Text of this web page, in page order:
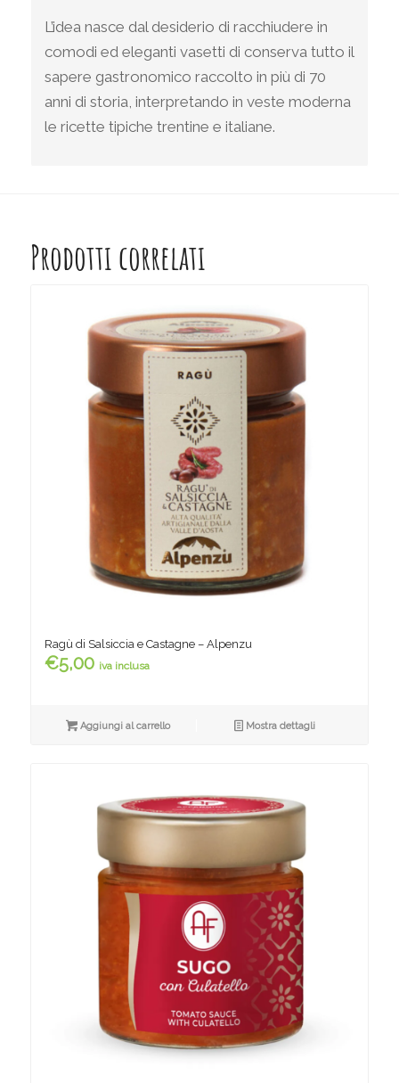
L’idea nasce dal desiderio di racchiudere in
comodi ed eleganti vasetti di conserva tutto il
sapere gastronomico raccolto in più di 70
anni di storia, interpretando in veste moderna
le ricette tipiche trentine e italiane.
Prodotti correlati
Ragù di Salsiccia e Castagne – Alpenzu
€5,00 iva inclusa
Aggiungi al carrello Mostra dettagli